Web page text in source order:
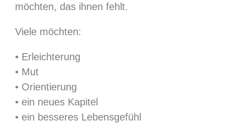
möchten, das ihnen fehlt.
Viele möchten:
• Erleichterung
• Mut
• Orientierung
• ein neues Kapitel
• ein besseres Lebensgefühl